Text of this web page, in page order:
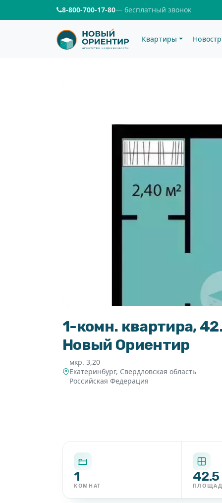
8-800-700-17-80— бесплатный звонок
Квартиры
1-комн. квартира,
Новый Ориентир
мкр. 3,20
Екатеринбург, Свердловская область
Российская Федерация
1
КОМНАТ
42.5